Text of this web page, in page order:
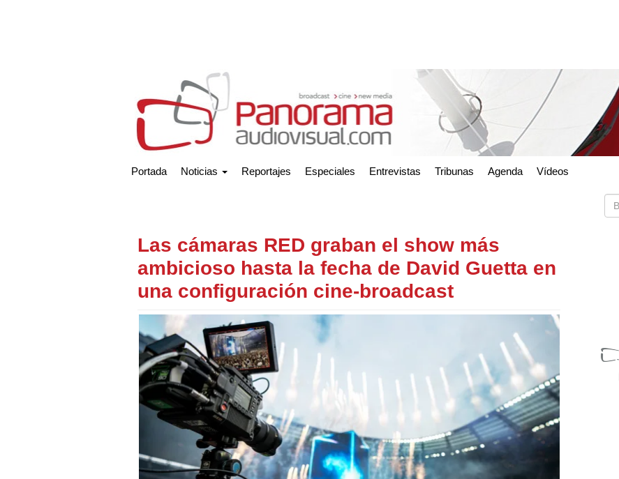
Portada Noticias Reportajes Especiales Entrevistas Tribunas Agenda Vídeos
Las cámaras RED graban el show más
ambicioso hasta la fecha de David Guetta en
una configuración cine-broadcast